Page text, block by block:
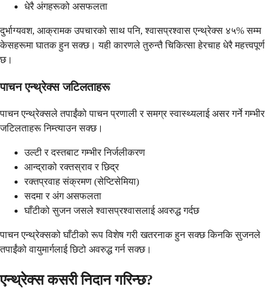
धेरै अंगहरूको असफलता
दुर्भाग्यवश, आक्रामक उपचारको साथ पनि, श्वासप्रश्वास एन्थ्रेक्स ४५% सम्म
केसहरूमा घातक हुन सक्छ। यही कारणले तुरुन्तै चिकित्सा हेरचाह धेरै महत्त्वपूर्ण
छ।
पाचन एन्थ्रेक्स जटिलताहरू
पाचन एन्थ्रेक्सले तपाईंको पाचन प्रणाली र समग्र स्वास्थ्यलाई असर गर्ने गम्भीर
जटिलताहरू निम्त्याउन सक्छ।
उल्टी र दस्तबाट गम्भीर निर्जलीकरण
आन्द्राको रक्तस्राव र छिद्र
रक्तप्रवाह संक्रमण (सेप्टिसेमिया)
सदमा र अंग असफलता
घाँटीको सुजन जसले श्वासप्रश्वासलाई अवरुद्ध गर्दछ
पाचन एन्थ्रेक्सको घाँटीको रूप विशेष गरी खतरनाक हुन सक्छ किनकि सुजनले
तपाईंको वायुमार्गलाई छिटो अवरुद्ध गर्न सक्छ।
एन्थ्रेक्स कसरी निदान गरिन्छ?